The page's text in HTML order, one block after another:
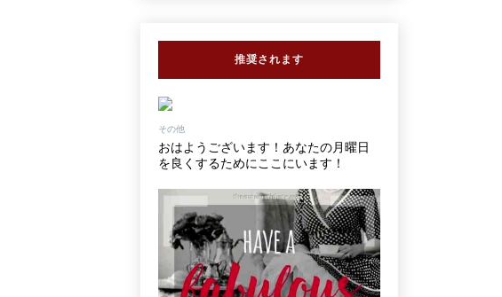
推奨されます
その他
おはようございます！あなたの月曜日
を良くするためにここにいます！